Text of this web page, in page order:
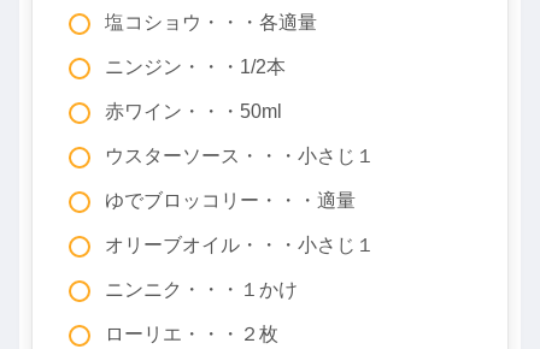
塩コショウ・・・各適量
ニンジン・・・1/2本
赤ワイン・・・50ml
ウスターソース・・・小さじ１
ゆでブロッコリー・・・適量
オリーブオイル・・・小さじ１
ニンニク・・・１かけ
ローリエ・・・２枚